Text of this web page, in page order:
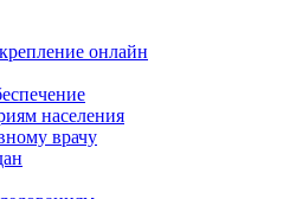
онлайн
населения
врачу